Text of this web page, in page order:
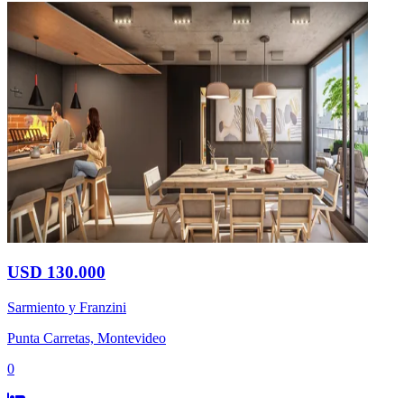
USD 130.000
Sarmiento y Franzini
Punta Carretas, Montevideo
0